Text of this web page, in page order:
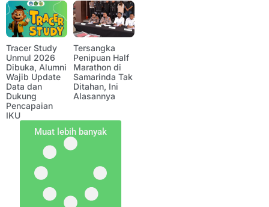
Tracer Study
Unmul 2026
Dibuka, Alumni
Wajib Update
Data dan
Dukung
Pencapaian
IKU
Tersangka
Penipuan Half
Marathon di
Samarinda Tak
Ditahan, Ini
Alasannya
Muat lebih banyak